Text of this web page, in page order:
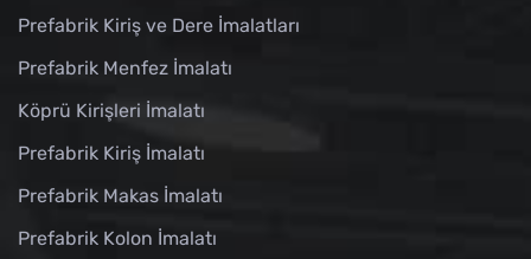
Prefabrik Kiriş ve Dere İmalatları
Prefabrik Menfez İmalatı
Köprü Kirişleri İmalatı
Prefabrik Kiriş İmalatı
Prefabrik Makas İmalatı
Prefabrik Kolon İmalatı